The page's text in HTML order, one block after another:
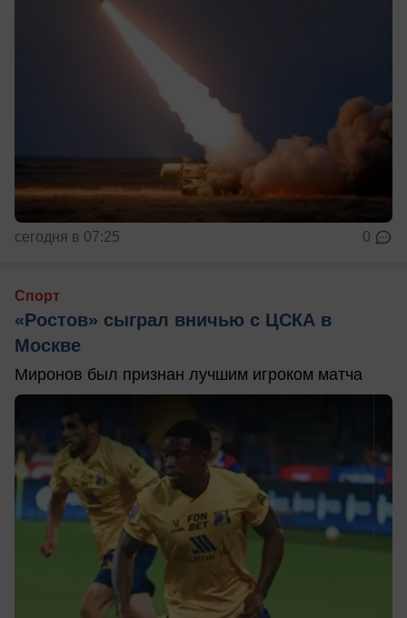
сегодня в 07:25 0
Спорт
«Ростов» сыграл вничью с ЦСКА в
Москве
Миронов был признан лучшим игроком матча